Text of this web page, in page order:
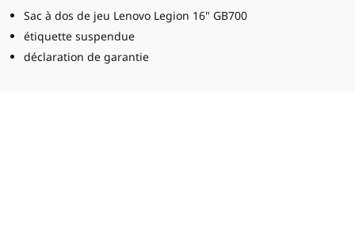
Sac à dos de jeu Lenovo Legion 16" GB700
étiquette suspendue
déclaration de garantie